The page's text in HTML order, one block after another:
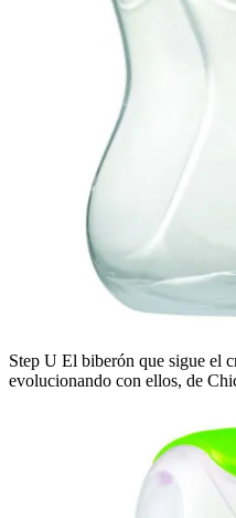
Step U El biberón que sigue el
evolucionando con ellos, de